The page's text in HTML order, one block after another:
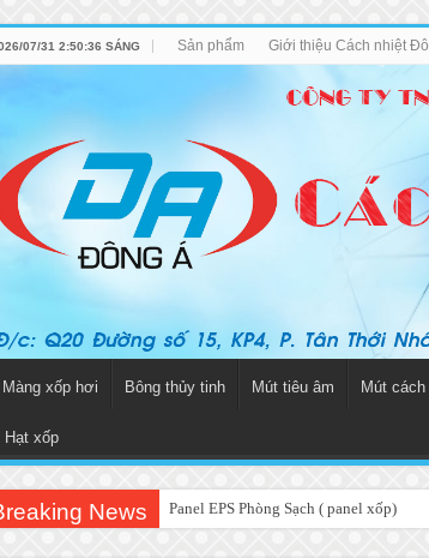
07/31 2:50:36 SÁNG Sản phẩm Giới thiệu Cách nhiệt
Màng xốp hơi Bông thủy tinh Mút tiêu âm Mút cách
Hạt xốp
News Panel EPS Phòng Sạch ( panel xốp)